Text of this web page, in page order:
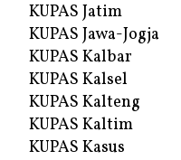
KUPAS Jatim
KUPAS Jawa-Jogja
KUPAS Kalbar
KUPAS Kalsel
KUPAS Kalteng
KUPAS Kaltim
KUPAS Kasus